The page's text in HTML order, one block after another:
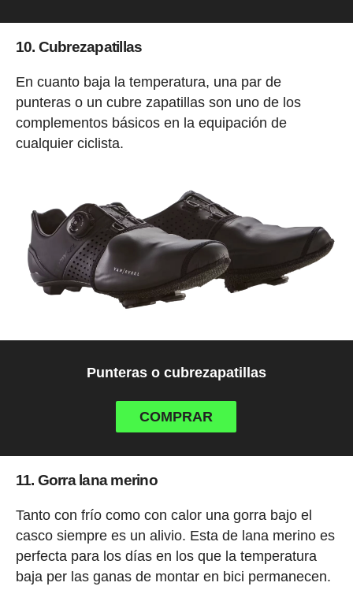
10. Cubrezapatillas
En cuanto baja la temperatura, una par de
punteras o un cubre zapatillas son uno de los
complementos básicos en la equipación de
cualquier ciclista.
Punteras o cubrezapatillas
COMPRAR
11. Gorra lana merino
Tanto con frío como con calor una gorra bajo el
casco siempre es un alivio. Esta de lana merino es
perfecta para los días en los que la temperatura
baja per las ganas de montar en bici permanecen.